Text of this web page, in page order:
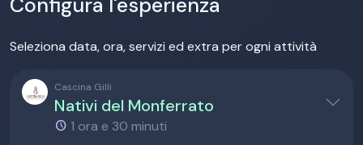
Seleziona data, ora, servizi ed extra per ogni attività
Cascina Gilli
Nativi del Monferrato
1 ora e 30 minuti